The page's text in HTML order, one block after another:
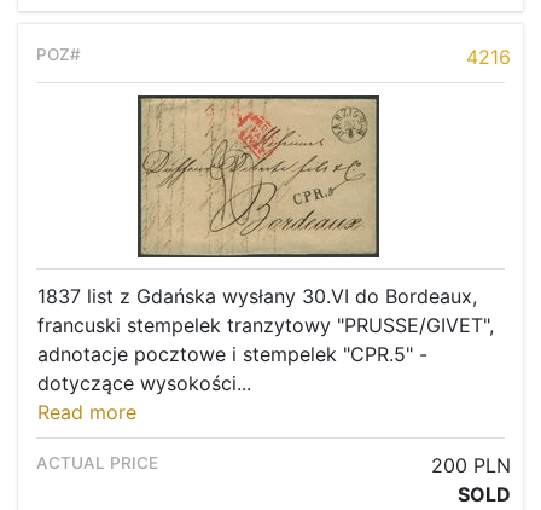
4216
1837 list z Gdańska wysłany 30.VI do Bordeaux,
francuski stempelek tranzytowy "PRUSSE/GIVET",
adnotacje pocztowe i stempelek "CPR.5" -
dotyczące wysokości...
Read more
200 PLN
SOLD